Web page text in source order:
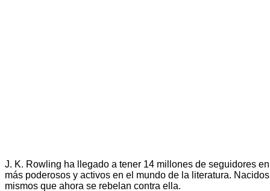
J. K. Rowling ha llegado a tener 14 millones de seguidores
más poderosos y activos en el mundo de la literatura.
mismos que ahora se rebelan contra ella.